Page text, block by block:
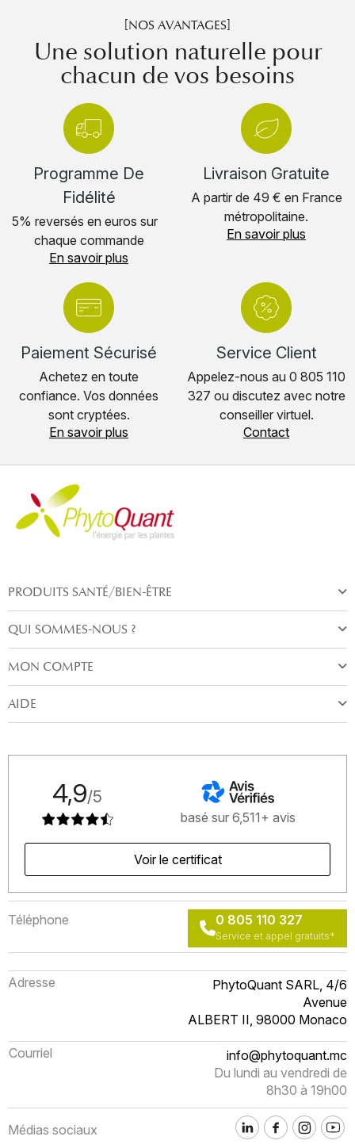
[NOS AVANTAGES]
Une solution naturelle pour
chacun de vos besoins
Programme De
Fidélité
5% reversés en euros sur
chaque commande
En savoir plus
Livraison Gratuite
A partir de 49 € en France
métropolitaine.
En savoir plus
Paiement Sécurisé
Achetez en toute
confiance. Vos données
sont cryptées.
En savoir plus
Service Client
Appelez-nous au 0 805 110
327 ou discutez avec notre
conseiller virtuel.
Contact
PRODUITS SANTÉ/BIEN-ÊTRE
QUI SOMMES-NOUS ?
MON COMPTE
AIDE
4,9/5
basé sur 6,511+ avis
Voir le certificat
Téléphone 0 805 110 327
Service et appel gratuits*
Adresse
PhytoQuant SARL, 4/6
Avenue
ALBERT II, 98000 Monaco
Courriel
info@phytoquant.mc
Du lundi au vendredi de
8h30 à 19h00
Médias sociaux